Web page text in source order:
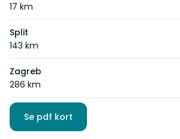
17 km
Split
143 km
Zagreb
286 km
Se pdf kort